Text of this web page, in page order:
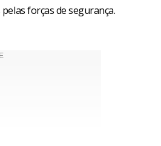
forças de segurança.